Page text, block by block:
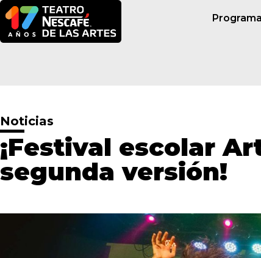
Noticias
¡Festival escolar
segunda versión!